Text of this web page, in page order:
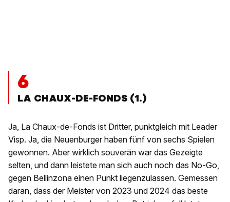
6
LA CHAUX-DE-FONDS (1.)
Ja, La Chaux-de-Fonds ist Dritter, punktgleich mit Leader
Visp. Ja, die Neuenburger haben fünf von sechs Spielen
gewonnen. Aber wirklich souverän war das Gezeigte
selten, und dann leistete man sich auch noch das No-Go,
gegen Bellinzona einen Punkt liegenzulassen. Gemessen
daran, dass der Meister von 2023 und 2024 das beste